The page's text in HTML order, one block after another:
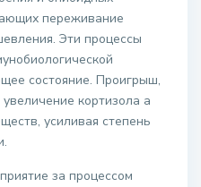
переживание
Эти процессы
состояние. Проигрыш,
кортизола а
усиливая степень
за процессом